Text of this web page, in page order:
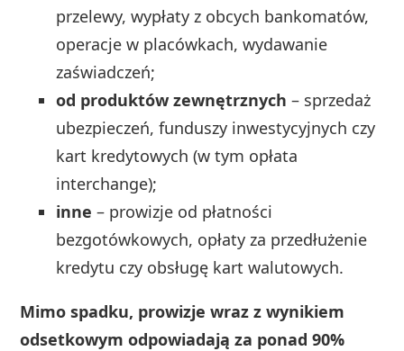
przelewy, wypłaty z obcych bankomatów,
operacje w placówkach, wydawanie
zaświadczeń;
od produktów zewnętrznych – sprzedaż
ubezpieczeń, funduszy inwestycyjnych czy
kart kredytowych (w tym opłata
interchange);
inne – prowizje od płatności
bezgotówkowych, opłaty za przedłużenie
kredytu czy obsługę kart walutowych.
Mimo spadku, prowizje wraz z wynikiem
odsetkowym odpowiadają za ponad 90%